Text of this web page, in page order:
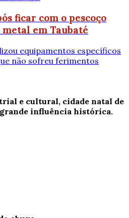
ficar com o pescoço
metal em Taubaté
equipamentos específicos
não sofreu ferimentos
e cultural, cidade natal de
influência histórica.